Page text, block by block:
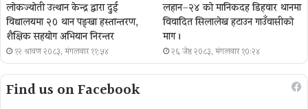
लोकज्योती उत्थान केन्द्र द्वारा दुई
विद्यालयमा २० थान पङ्खा हस्तान्तरण,
शैक्षिक सहयोग अभियान निरन्तर
१२ श्रावण २०८३, मंगलवार ११:५४
लहान–२४ को मानिकदह डिहवार थानमा
विवादित सिलालेख हटाउन गाउँवासीको
माग ।
२६ जेष्ठ २०८३, मंगलवार १०:२४
Find us on Facebook